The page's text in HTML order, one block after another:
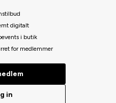
digitalt
i butik
for medlemmer
in